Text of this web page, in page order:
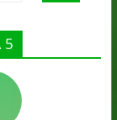
5